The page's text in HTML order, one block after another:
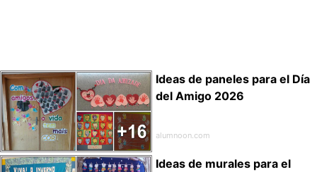
Ideas de paneles para el Día
del Amigo 2026
alumnoon.com
Ideas de murales para el